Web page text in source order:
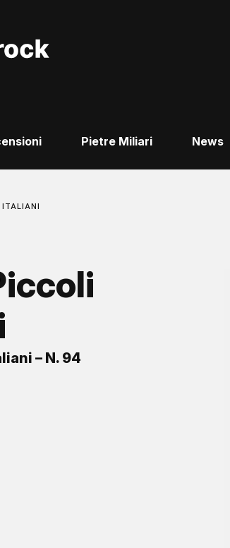
Pietre Miliari News
ITALIANI
– N. 94